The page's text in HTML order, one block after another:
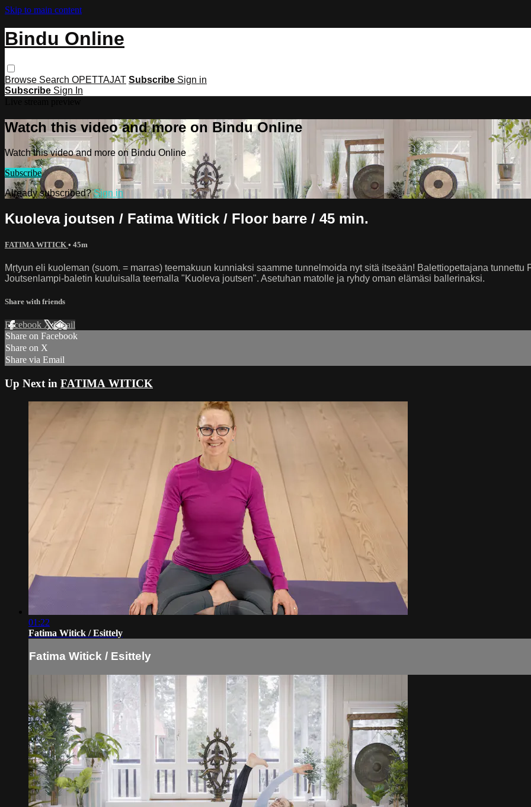
Skip to main content
Bindu Online
Browse Search OPETTAJAT Subscribe Sign in
Subscribe Sign In
Watch this video and more on Bindu Online
Watch this video and more on Bindu Online
Subscribe
Already subscribed?Sign in
Kuoleva joutsen / Fatima Witick / Floor barre / 45 min.
FATIMA WITICK • 45m
Mṛtyun eli kuoleman (suom. = marras) teemakuun kunniaksi saamme tunnelmoida nyt sitä itseään! Balettiopettajana
Joutsenlampi-baletin kuuluisalla teemalla "Kuoleva joutsen". Asetuhan matolle ja ryhdy oman elämäsi ballerinaksi.
Share with friends
Facebook XEmail
Share on Facebook
Share on X
Share via Email
Up Next in FATIMA WITICK
01:22
Fatima Witick / Esittely
Fatima Witick / Esittely